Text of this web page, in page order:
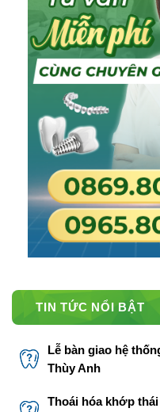
TIN TỨC NỔI BẬT
Lễ bàn giao hệ
Thùy Anh
Thoái hóa khớp